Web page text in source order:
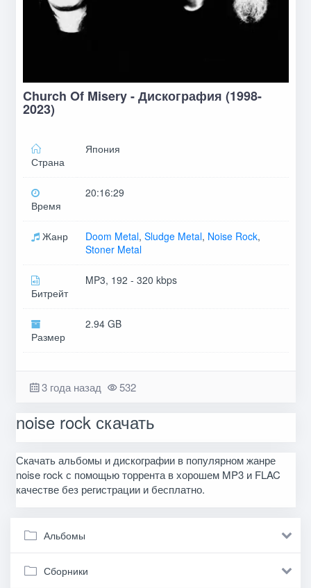
Church Of Misery - Дискография (1998-
2023)
Страна
Япония
Время
20:16:29
Жанр Doom Metal, Sludge Metal, Noise Rock,
Stoner Metal
Битрейт
MP3, 192 - 320 kbps
Размер
2.94 GB
3 года назад 532
noise rock скачать
Скачать альбомы и дискографии в популярном жанре
noise rock с помощью торрента в хорошем MP3 и FLAC
качестве без регистрации и бесплатно.
Альбомы
Сборники